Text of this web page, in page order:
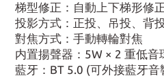
梯型修正：自動上下梯形修
投影方式：正投、吊投、背
對焦方式：手動轉輪對焦
内置揚聲器：5W × 2 重低音
藍牙：BT 5.0 (可外接藍牙